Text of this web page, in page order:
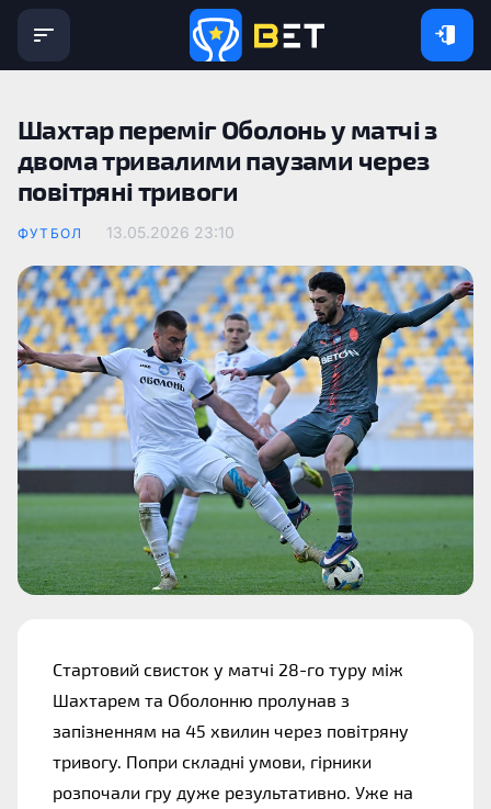
Шахтар переміг Оболонь у матчі з
двома тривалими паузами через
повітряні тривоги
ФУТБОЛ 13.05.2026 23:10
Стартовий свисток у матчі 28-го туру між
Шахтарем та Оболонню пролунав з
запізненням на 45 хвилин через повітряну
тривогу. Попри складні умови, гірники
розпочали гру дуже результативно. Уже на